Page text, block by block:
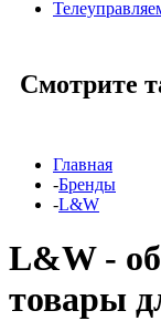
Смотрите
Главная
-Бренды
-L&W
L&W -
товары